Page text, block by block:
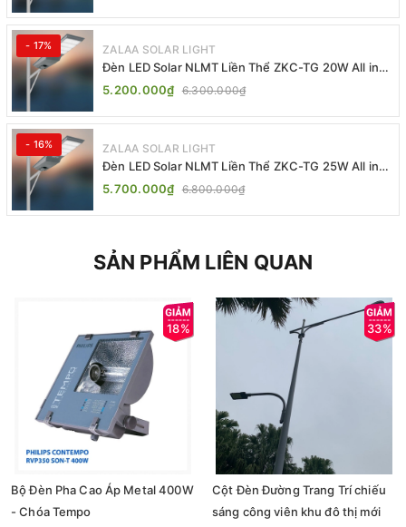
- 17% ZALAA SOLAR LIGHT
Đèn LED Solar NLMT Liền Thể ZKC-TG 20W All in
One | ZALAA Street Light
5.200.000₫ 6.300.000₫
- 16% ZALAA SOLAR LIGHT
Đèn LED Solar NLMT Liền Thể ZKC-TG 25W All in
One | ZALAA Street Light
5.700.000₫ 6.800.000₫
SẢN PHẨM LIÊN QUAN
18%
Bộ Đèn Pha Cao Áp Metal 400W
- Chóa Tempo
33%
Cột Đèn Đường Trang Trí chiếu
sáng công viên khu đô thị mới